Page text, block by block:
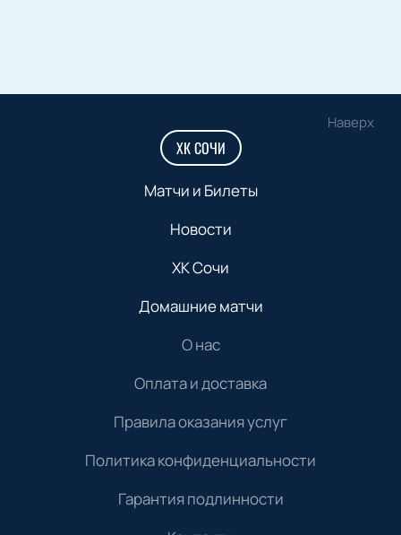
Наверх
ХК СОЧИ
Матчи и Билеты
Новости
ХК Сочи
Домашние матчи
О нас
Оплата и доставка
Правила оказания услуг
Политика конфиденциальности
Гарантия подлинности